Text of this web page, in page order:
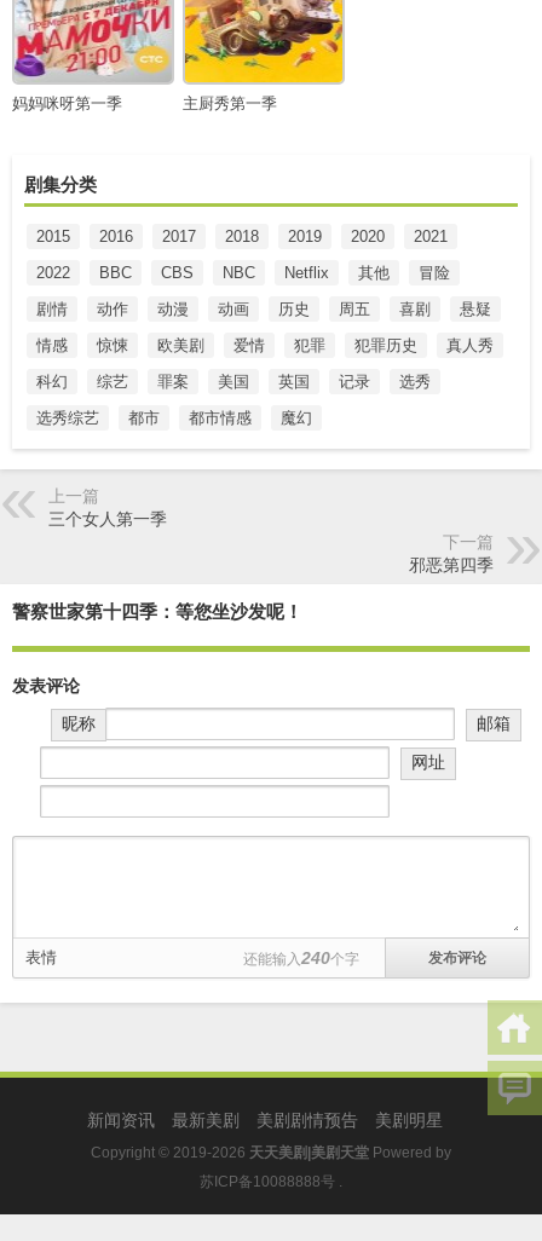
妈妈咪呀第一季 主厨秀第一季
剧集分类
2015 2016 2017 2018 2019 2020
2021
2022
BBC CBS NBC Netflix 其他
冒险
剧情
动作 动漫 动画 历史 周五 喜剧
悬疑
情感
惊悚 欧美剧 爱情 犯罪 犯罪历史
真人秀
科幻
综艺 罪案 美国 英国 记录
选秀
选秀综艺
都市 都市情感 魔幻
上一篇
三个女人第一季
下一篇
邪恶第四季
警察世家第十四季：等您坐沙发呢！
发表评论
昵称
邮箱
网址
表情 还能输入240个字
新闻资讯 最新美剧 美剧剧情预告 美剧明星
Copyright © 2019-2026 天天美剧|美剧天堂 Powered by
苏ICP备10088888号